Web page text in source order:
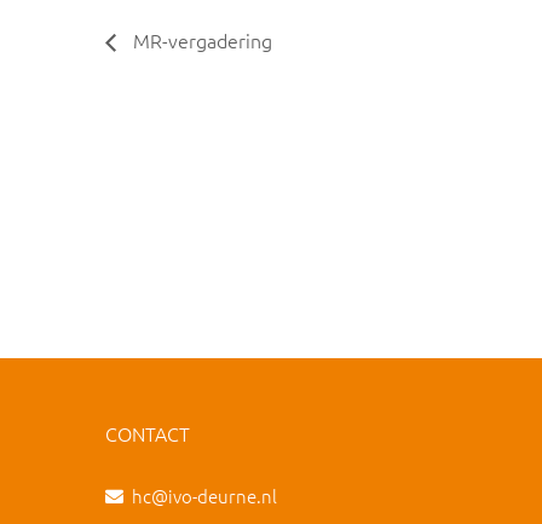
MR-vergadering
CONTACT
hc@ivo-deurne.nl